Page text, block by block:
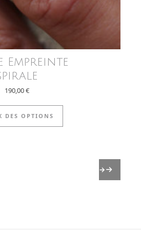
peuvent être choisies sur la
Empreinte
190,00€
DES OPTIONS
Ce produit a
→